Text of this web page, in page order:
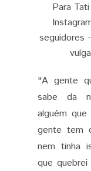
Para
seguidores
"A gente
sabe da
alguém
gente tem
nem tinha
que